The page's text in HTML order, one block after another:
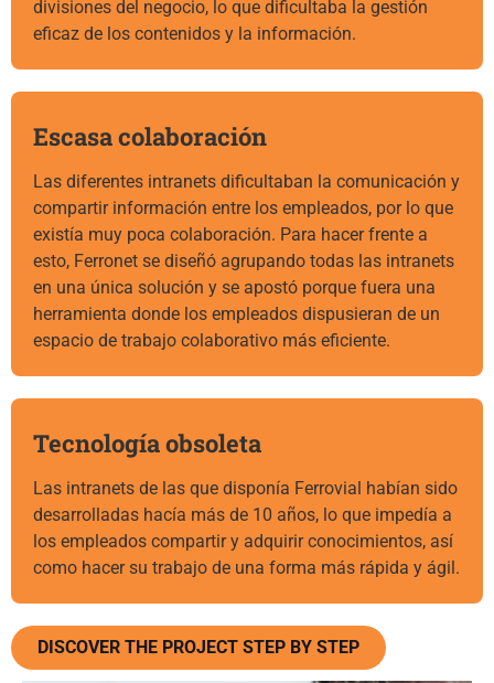
divisiones del negocio, lo que dificultaba la gestión
eficaz de los contenidos y la información.
Escasa colaboración
Las diferentes intranets dificultaban la comunicación y
compartir información entre los empleados, por lo que
existía muy poca colaboración. Para hacer frente a
esto, Ferronet se diseñó agrupando todas las intranets
en una única solución y se apostó porque fuera una
herramienta donde los empleados dispusieran de un
espacio de trabajo colaborativo más eficiente.
Tecnología obsoleta
Las intranets de las que disponía Ferrovial habían sido
desarrolladas hacía más de 10 años, lo que impedía a
los empleados compartir y adquirir conocimientos, así
como hacer su trabajo de una forma más rápida y ágil.
DISCOVER THE PROJECT STEP BY STEP